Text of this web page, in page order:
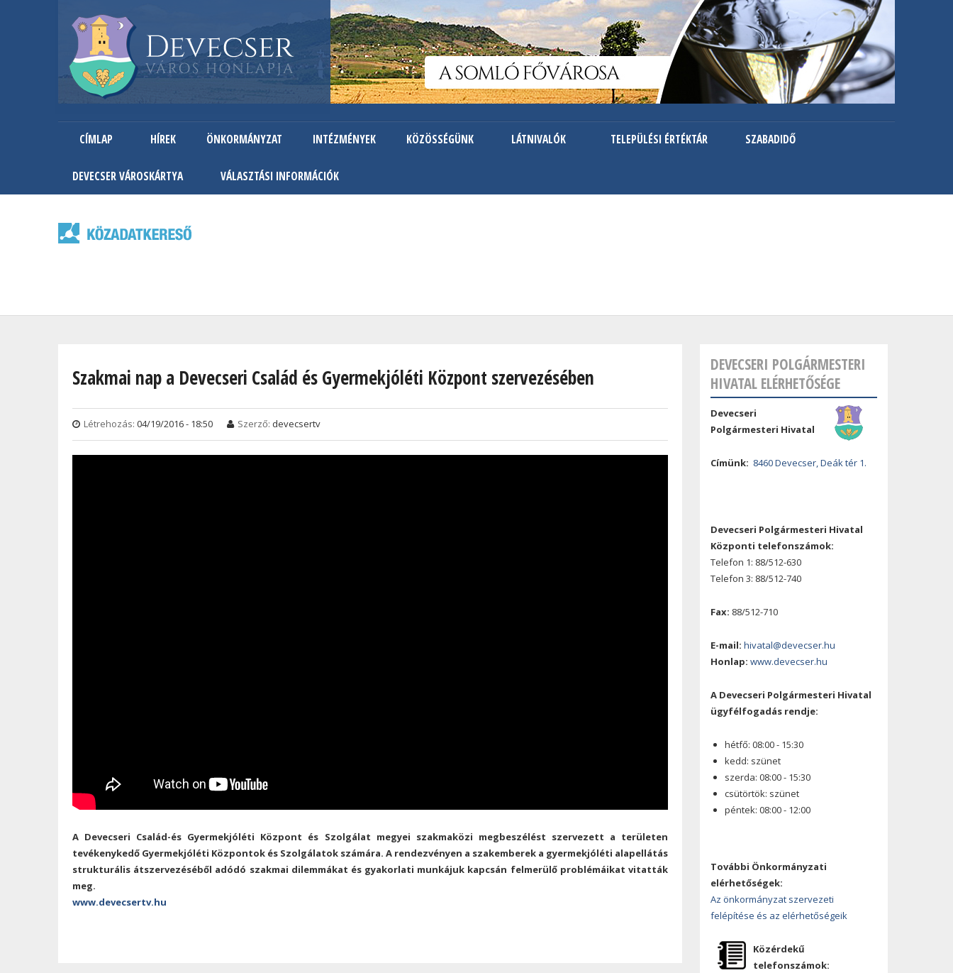
Ugrás
a
tartalomra
CÍMLAP HÍREK ÖNKORMÁNYZAT INTÉZMÉNYEK KÖZÖSSÉGÜNK LÁTNIVALÓK TELEPÜLÉSI ÉRTÉKTÁR SZABADIDŐ
DEVECSER VÁROSKÁRTYA VÁLASZTÁSI INFORMÁCIÓK
Szakmai nap a Devecseri Család és Gyermekjóléti Központ szervezésében
Létrehozás: 04/19/2016 - 18:50 Szerző: devecsertv
A Devecseri Család-és Gyermekjóléti Központ és Szolgálat megyei szakmaközi megbeszélést szervezett a területen
tevékenykedő Gyermekjóléti Központok és Szolgálatok számára. A rendezvényen a szakemberek a gyermekjóléti alapellátás
strukturális átszervezéséből adódó szakmai dilemmákat és gyakorlati munkájuk kapcsán felmerülő problémáikat vitatták
meg.
www.devecsertv.hu
DEVECSERI POLGÁRMESTERI
HIVATAL ELÉRHETŐSÉGE
Devecseri
Polgármesteri Hivatal
Címünk: 8460 Devecser, Deák tér 1.
Devecseri Polgármesteri Hivatal
Központi telefonszámok:
Telefon 1: 88/512-630
Telefon 3: 88/512-740
Fax: 88/512-710
E-mail: hivatal@devecser.hu
Honlap: www.devecser.hu
A Devecseri Polgármesteri Hivatal
ügyfélfogadás rendje:
hétfő: 08:00 - 15:30
kedd: szünet
szerda: 08:00 - 15:30
csütörtök: szünet
péntek: 08:00 - 12:00
További Önkormányzati
elérhetőségek:
Az önkormányzat szervezeti
felépítése és az elérhetőségeik
Közérdekű
telefonszámok: